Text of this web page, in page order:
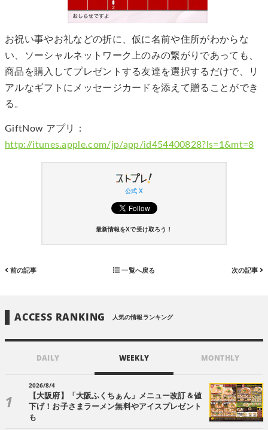
お祝い事やお礼などの折に、仮に名前や住所がわからな
い、ソーシャルネットワーク上のみの繋がりであっても、
商品を購入してプレゼントする友達を選択するだけで、リ
アルなギフトにメッセージカードを添えて贈ることができ
る。
GiftNow アプリ：
http://itunes.apple.com/jp/app/id454400828?ls=1&mt=8
公式 X
最新情報をXで受け取ろう！
前の記事 一覧へ戻る 次の記事
ACCESS RANKING 人気の情報ランキング
DAILY WEEKLY MONTHLY
2026/8/4
【大阪府】「大阪ふくちぁん」メニュー改訂＆値
下げ！お子さまラーメン無料やアイスプレゼント
も